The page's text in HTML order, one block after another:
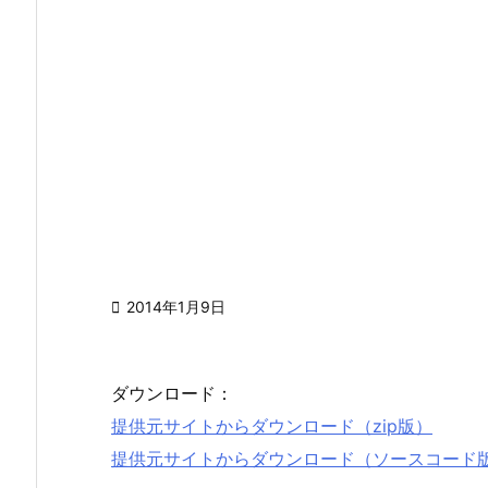
 2014年1月9日
ダウンロード：
提供元サイトからダウンロード（zip版）
提供元サイトからダウンロード（ソースコード